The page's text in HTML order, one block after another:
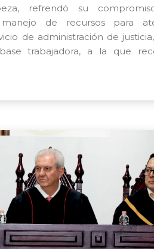
refrendó su
de recursos para
de administración de
trabajadora, a la que